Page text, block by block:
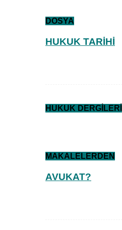
DOSYA
HUKUK TARİHİ
HUKUK DERGİLERİ
MAKALELERDEN
AVUKAT?